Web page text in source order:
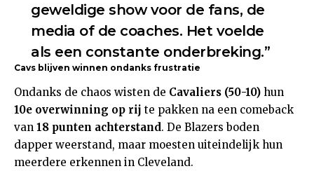
geweldige show voor de fans, de
media of de coaches. Het voelde
als een constante onderbreking.”
Cavs blijven winnen ondanks frustratie
Ondanks de chaos wisten de Cavaliers (50-10) hun
10e overwinning op rij te pakken na een comeback
van 18 punten achterstand. De Blazers boden
dapper weerstand, maar moesten uiteindelijk hun
meerdere erkennen in Cleveland.